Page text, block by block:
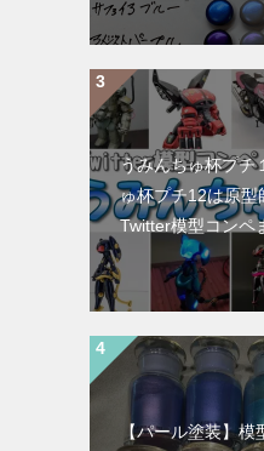
うみんちゅ杯プチ
ゅ杯プチ12は原
Twitter模型コンペ
【パール塗装】